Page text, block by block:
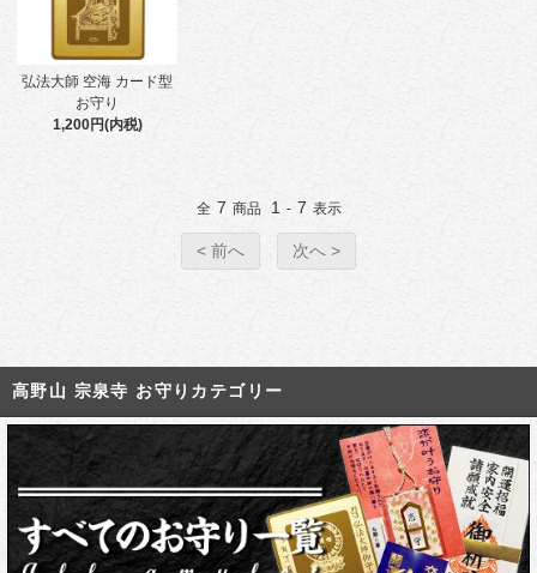
弘法大師 空海 カード型
お守り
1,200円(内税)
全 7 商品 1 - 7 表示
< 前へ 次へ >
高野山 宗泉寺 お守りカテゴリー